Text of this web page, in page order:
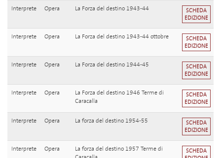
Interprete Opera La Forza del destino 1943-44
SCHEDA
EDIZIONE
Interprete Opera La Forza del destino 1943-44 ottobre
SCHEDA
EDIZIONE
Interprete Opera La Forza del destino 1944-45
SCHEDA
EDIZIONE
Interprete Opera
La Forza del destino 1946 Terme di
Caracalla
SCHEDA
EDIZIONE
Interprete Opera La forza del destino 1954-55
SCHEDA
EDIZIONE
Interprete Opera
La forza del destino 1957 Terme di
SCHEDA